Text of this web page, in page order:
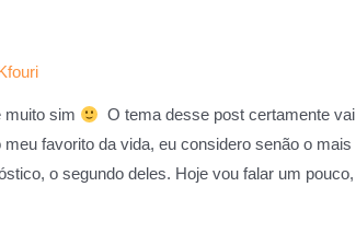
muito sim
O tema desse post certamente vai
favorito da vida, eu considero senão o mais
o segundo deles. Hoje vou falar um pouco,